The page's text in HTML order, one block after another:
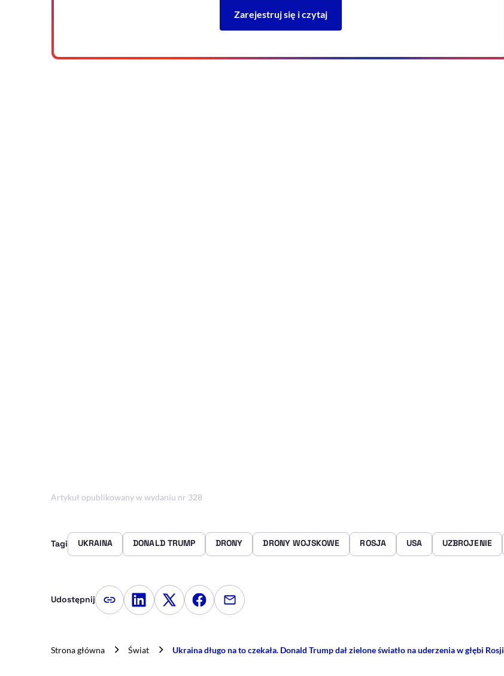
Artykuł opublikowany w wydaniu nr 328
Tagi UKRAINA DONALD TRUMP DRONY DRONY WOJSKOWE ROSJA USA UZBROJENIE
Udostępnij Kopiuj link artykułu
Udostępnij na LinkedIn
Udostępnij na Twitterze
Udostępnij na Facebooku
Udostępnij przez e-mail
Strona główna Świat Ukraina długo na to czekała. Donald Trump dał zielone światło na uderzenia w głębi Rosji